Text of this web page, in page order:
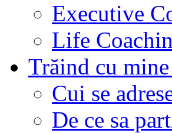
Executive
Life
Trăind cu
Cui se
De ce sa